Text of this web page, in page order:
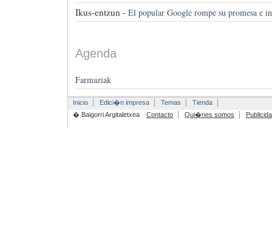
Ikus-entzun - El popular Google rompe su promesa e
Agenda
Farmaziak
Inicio Edici�n impresa Temas
Tienda
� Baigorri Argitaletxea
Contacto Qui�nes somos